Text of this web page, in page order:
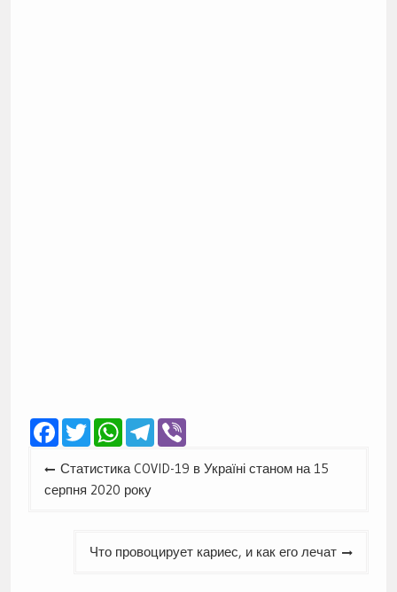
Facebook
TwitterWhatsApp
Telegram
Viber
Навігація
записів
Статистика COVID-19 в Україні станом на 15
серпня 2020 року
Что провоцирует кариес, и как его лечат